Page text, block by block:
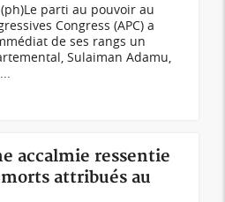
parti au pouvoir au
Congress (APC) a
de ses rangs un
Sulaiman Adamu,
accalmie ressentie
attribués au